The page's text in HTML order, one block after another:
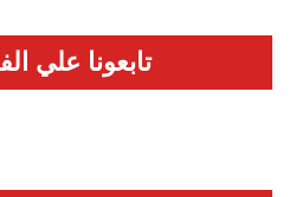
تابعونا علي